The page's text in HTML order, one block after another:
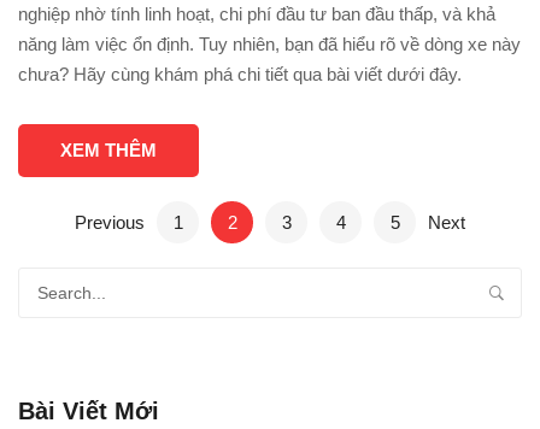
nghiệp nhờ tính linh hoạt, chi phí đầu tư ban đầu thấp, và khả
năng làm việc ổn định. Tuy nhiên, bạn đã hiểu rõ về dòng xe này
chưa? Hãy cùng khám phá chi tiết qua bài viết dưới đây.
XEM THÊM
Previous 1 2 3 4 5 Next
Bài Viết Mới